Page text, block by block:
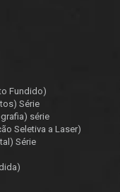
Fundido)
Série
série
Seletiva a Laser)
Série